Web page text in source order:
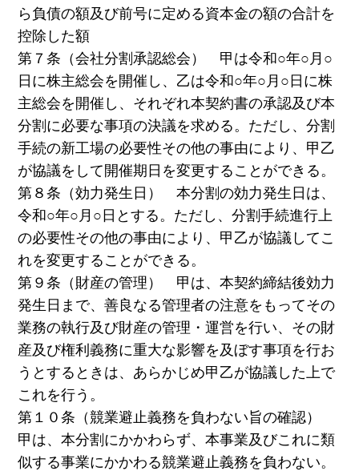
ら負債の額及び前号に定める資本金の額の合計を
控除した額
第７条（会社分割承認総会） 甲は令和○年○月○
日に株主総会を開催し、乙は令和○年○月○日に株
主総会を開催し、それぞれ本契約書の承認及び本
分割に必要な事項の決議を求める。ただし、分割
手続の新工場の必要性その他の事由により、甲乙
が協議をして開催期日を変更することができる。
第８条（効力発生日） 本分割の効力発生日は、
令和○年○月○日とする。ただし、分割手続進行上
の必要性その他の事由により、甲乙が協議してこ
れを変更することができる。
第９条（財産の管理） 甲は、本契約締結後効力
発生日まで、善良なる管理者の注意をもってその
業務の執行及び財産の管理・運営を行い、その財
産及び権利義務に重大な影響を及ぼす事項を行お
うとするときは、あらかじめ甲乙が協議した上で
これを行う。
第１０条（競業避止義務を負わない旨の確認）
甲は、本分割にかかわらず、本事業及びこれに類
似する事業にかかわる競業避止義務を負わない。